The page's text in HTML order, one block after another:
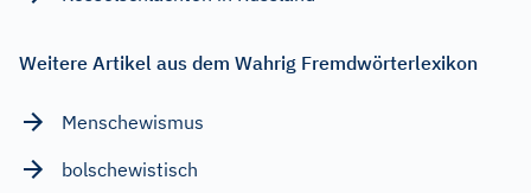
Weitere Artikel aus dem Wahrig Fremdwörterlexikon
Menschewismus
bolschewistisch